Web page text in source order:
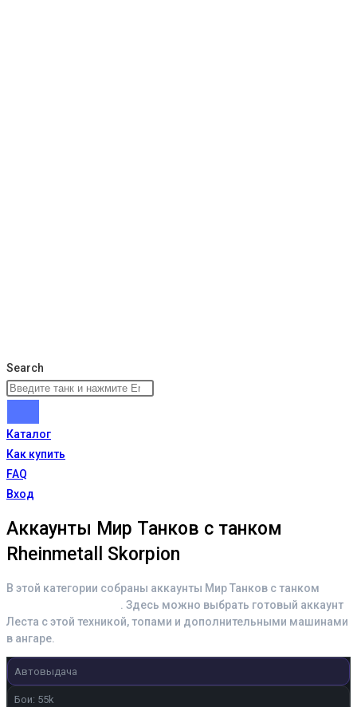
Search
Каталог
Как купить
FAQ
Вход
Аккаунты Мир Танков с танком
Rheinmetall Skorpion
В этой категории собраны аккаунты Мир Танков с танком
. Здесь можно выбрать готовый аккаунт
Леста с этой техникой, топами и дополнительными машинами
в ангаре.
Автовыдача
Бои: 55k